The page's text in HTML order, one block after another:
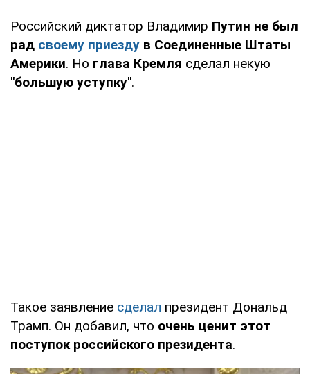
Российский диктатор Владимир Путин не был
рад своему приезду в Соединенные Штаты
Америки. Но глава Кремля сделал некую
"большую уступку".
Такое заявление сделал президент Дональд
Трамп. Он добавил, что очень ценит этот
поступок российского президента.